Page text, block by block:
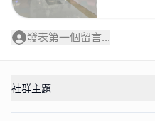
發表第一個留言...
社群主題